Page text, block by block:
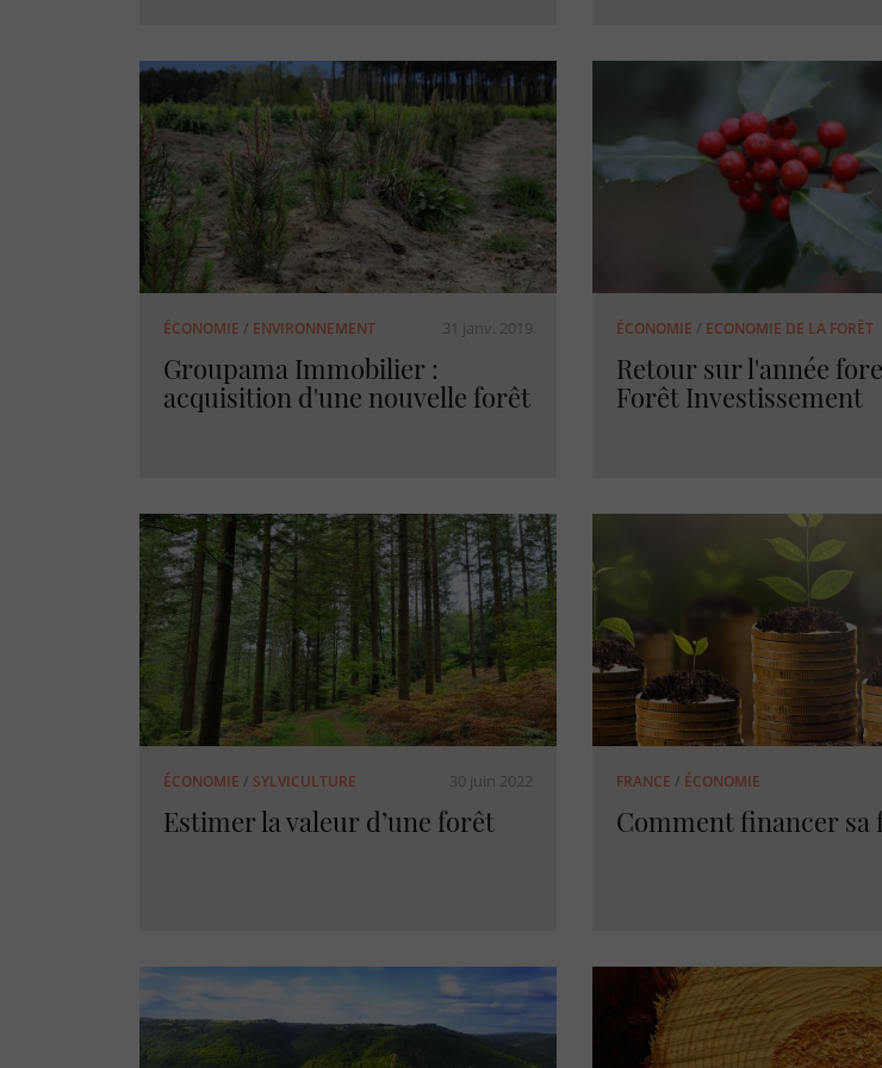
ÉCONOMIE / ENVIRONNEMENT 31 janv. 2019
Groupama Immobilier :
acquisition d'une nouvelle forêt
ÉCONOMIE / ECONOMIE DE LA FORÊT
Retour sur l'année
Forêt Investissement
ÉCONOMIE / SYLVICULTURE 30 juin 2022
Estimer la valeur d’une forêt
FRANCE / ÉCONOMIE
Comment financer sa